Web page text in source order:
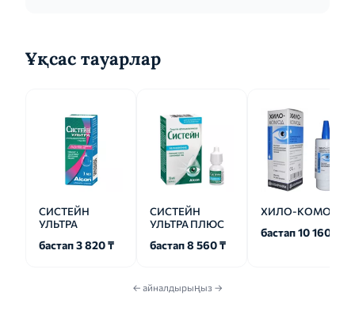
Ұқсас тауарлар
СИСТЕЙН
УЛЬТРА
бастап 3 820 ₸
СИСТЕЙН
УЛЬТРА ПЛЮС
бастап 8 560 ₸
ХИЛО-КОМОД
бастап 10 160 ₸
← айналдырыңыз →